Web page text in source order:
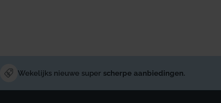
Wekelijks nieuwe super scherpe aanbiedingen.